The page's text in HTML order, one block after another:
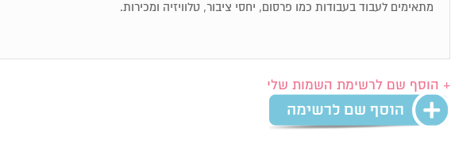
מתאימים לעבוד בעבודות כמו פרסום, יחסי ציבור, טלוויזיה ומכירות.
+ הוסף שם לרשימת השמות שלי